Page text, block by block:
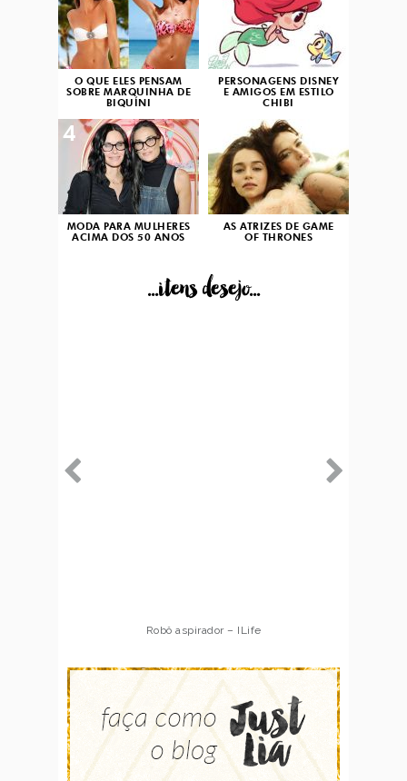
O QUE ELES PENSAM
SOBRE MARQUINHA DE
BIQUÍNI
PERSONAGENS DISNEY
E AMIGOS EM ESTILO
CHIBI
MODA PARA MULHERES
ACIMA DOS 50 ANOS
4
AS ATRIZES DE GAME
OF THRONES
...itens desejo...
Robô aspirador – ILife